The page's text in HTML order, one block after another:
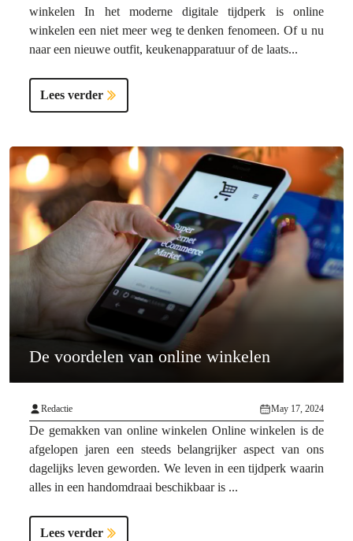
winkelen In het moderne digitale tijdperk is online
winkelen een niet meer weg te denken fenomeen. Of u nu
naar een nieuwe outfit, keukenapparatuur of de laats...
Lees verder
De voordelen van online winkelen
Redactie May 17, 2024
De gemakken van online winkelen Online winkelen is de
afgelopen jaren een steeds belangrijker aspect van ons
dagelijks leven geworden. We leven in een tijdperk waarin
alles in een handomdraai beschikbaar is ...
Lees verder